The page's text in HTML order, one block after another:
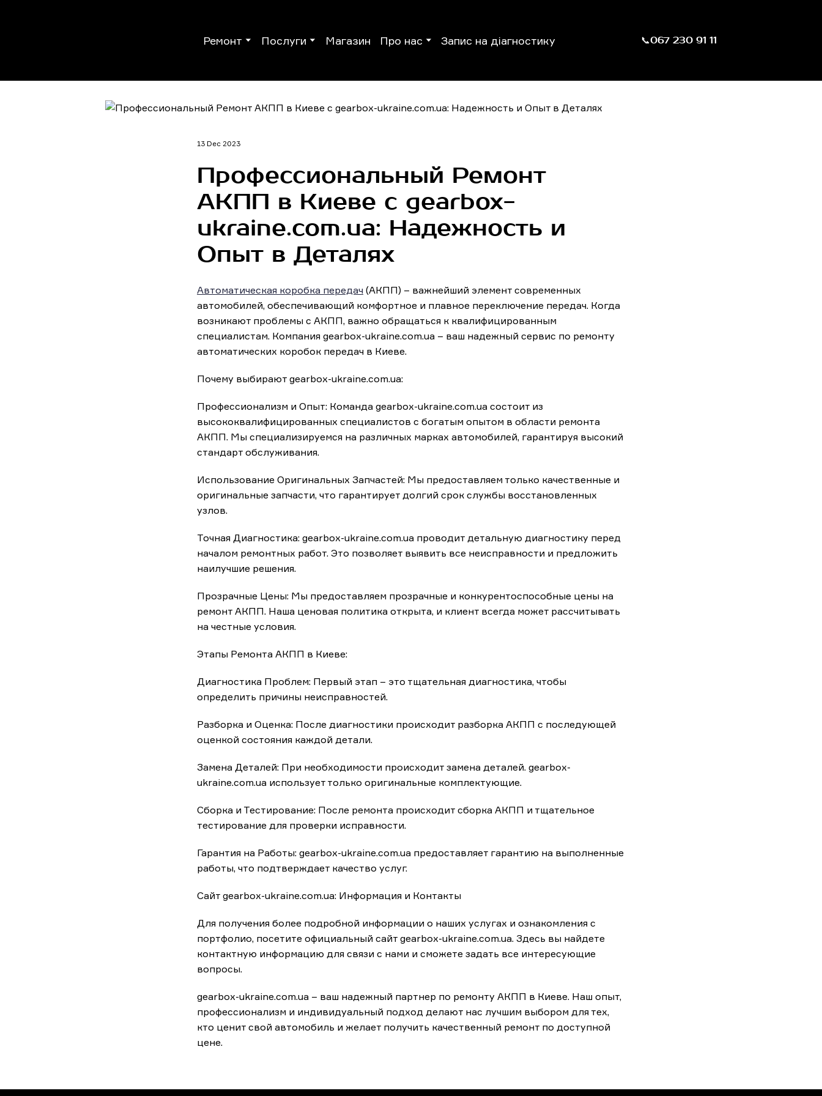
Ремонт Послуги Магазин Про нас Запис на діагностику 📞067 230 91 11
13 Dec 2023
Профессиональный Ремонт
АКПП в Киеве с gearbox-
ukraine.com.ua: Надежность и
Опыт в Деталях
Автоматическая коробка передач (АКПП) – важнейший элемент современных
автомобилей, обеспечивающий комфортное и плавное переключение передач. Когда
возникают проблемы с АКПП, важно обращаться к квалифицированным
специалистам. Компания gearbox-ukraine.com.ua – ваш надежный сервис по ремонту
автоматических коробок передач в Киеве.
Почему выбирают gearbox-ukraine.com.ua:
Профессионализм и Опыт: Команда gearbox-ukraine.com.ua состоит из
высококвалифицированных специалистов с богатым опытом в области ремонта
АКПП. Мы специализируемся на различных марках автомобилей, гарантируя высокий
стандарт обслуживания.
Использование Оригинальных Запчастей: Мы предоставляем только качественные и
оригинальные запчасти, что гарантирует долгий срок службы восстановленных
узлов.
Точная Диагностика: gearbox-ukraine.com.ua проводит детальную диагностику перед
началом ремонтных работ. Это позволяет выявить все неисправности и предложить
наилучшие решения.
Прозрачные Цены: Мы предоставляем прозрачные и конкурентоспособные цены на
ремонт АКПП. Наша ценовая политика открыта, и клиент всегда может рассчитывать
на честные условия.
Этапы Ремонта АКПП в Киеве:
Диагностика Проблем: Первый этап – это тщательная диагностика, чтобы
определить причины неисправностей.
Разборка и Оценка: После диагностики происходит разборка АКПП с последующей
оценкой состояния каждой детали.
Замена Деталей: При необходимости происходит замена деталей. gearbox-
ukraine.com.ua использует только оригинальные комплектующие.
Сборка и Тестирование: После ремонта происходит сборка АКПП и тщательное
тестирование для проверки исправности.
Гарантия на Работы: gearbox-ukraine.com.ua предоставляет гарантию на выполненные
работы, что подтверждает качество услуг.
Сайт gearbox-ukraine.com.ua: Информация и Контакты
Для получения более подробной информации о наших услугах и ознакомления с
портфолио, посетите официальный сайт gearbox-ukraine.com.ua. Здесь вы найдете
контактную информацию для связи с нами и сможете задать все интересующие
вопросы.
gearbox-ukraine.com.ua – ваш надежный партнер по ремонту АКПП в Киеве. Наш опыт,
профессионализм и индивидуальный подход делают нас лучшим выбором для тех,
кто ценит свой автомобиль и желает получить качественный ремонт по доступной
цене.